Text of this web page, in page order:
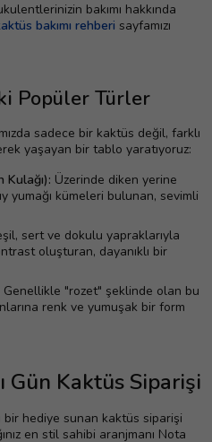
bakımı hakkında
bakımı rehberi sayfamızı
Popüler Türler
sadece bir kaktüs değil, farklı
yaşayan bir tablo yaratıyoruz:
Kulağı): Üzerinde diken yerine
yumağı kümeleri bulunan, sevimli
sert ve dokulu yapraklarıyla
oluşturan, dayanıklı bir
Genellikle "rozet" şeklinde olan bu
renk ve yumuşak bir form
Gün Kaktüs Siparişi
bir hediye sunan kaktüs siparişi
en stil sahibi aranjmanı Nota